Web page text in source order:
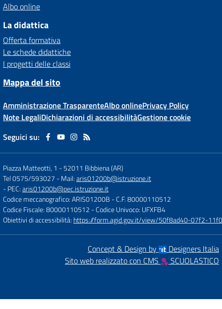
Albo online
La didattica
Offerta formativa
Le schede didattiche
I progetti delle classi
Mappa del sito
Amministrazione TrasparenteAlbo onlinePrivacy Policy
Note LegaliDichiarazioni di accessibilitàGestione cookie
Seguici su:
Piazza Matteotti, 1 -52011 Bibbiena (AR)
Tel 0575/593027 - Mail:aris01200b@istruzione.it
- PEC:aris01200b@pec.istruzione.it
Codice meccanografico: ARIS01200B - C.F. 80000110512
Codice Fiscale: 80000110512 - Codice Univoco: UFXFB4
Obiettivi di accessibilità: https://form.agid.gov.it/view/50f8ad40-07f2-
Concept & Design by
Designers Italia
Sito web realizzato con CMS
SCUOLASTICO